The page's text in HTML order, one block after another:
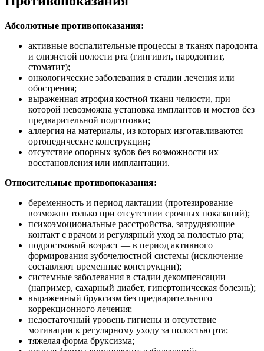
Абсолютные противопоказания:
активные воспалительные процессы в тканях пародонта
и слизистой полости рта (гингивит, пародонтит,
стоматит);
онкологические заболевания в стадии лечения или
обострения;
выраженная атрофия костной ткани челюсти, при
которой невозможна установка имплантов и мостов без
предварительной подготовки;
аллергия на материалы, из которых изготавливаются
ортопедические конструкции;
отсутствие опорных зубов без возможности их
восстановления или имплантации.
Относительные противопоказания:
беременность и период лактации (протезирование
возможно только при отсутствии срочных показаний);
психоэмоциональные расстройства, затрудняющие
контакт с врачом и регулярный уход за полостью рта;
подростковый возраст — в период активного
формирования зубочелюстной системы (исключение
составляют временные конструкции);
системные заболевания в стадии декомпенсации
(например, сахарный диабет, гипертоническая болезнь);
выраженный бруксизм без предварительного
коррекционного лечения;
недостаточный уровень гигиены и отсутствие
мотивации к регулярному уходу за полостью рта;
тяжелая форма бруксизма;